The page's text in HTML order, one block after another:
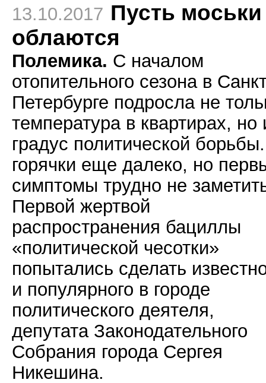
13.10.2017 Пусть моськи
облаются
Полемика. С началом
отопительного сезона в
Петербурге подросла не
температура в квартирах, но
градус политической
горячки еще далеко, но
симптомы трудно не
Первой жертвой
распространения бациллы
«политической чесотки»
попытались сделать
и популярного в городе
политического деятеля,
депутата Законодательного
Собрания города Сергея
Никешина.